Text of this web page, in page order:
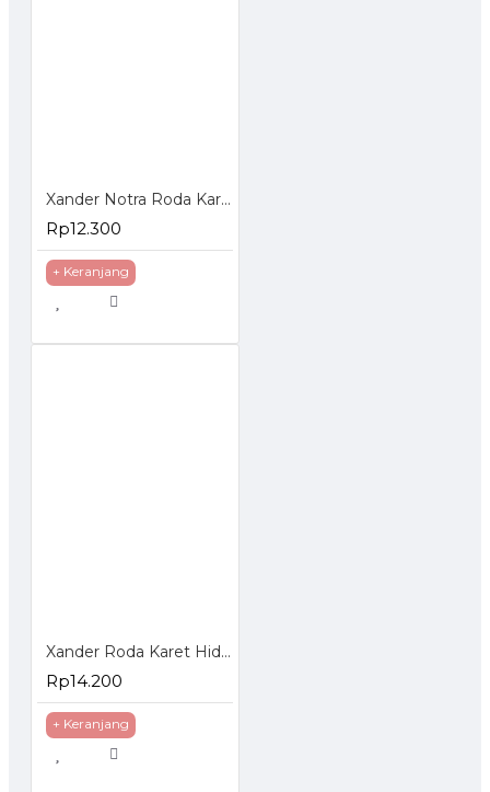
Xander Notra Roda Karet Mati 3 inch - Roda Karet Troli Trolley Trolly
Rp12.300
+ Keranjang
Xander Roda Karet Hidup 3 inch - Roda Etalase Troli Trolley Trolly
Rp14.200
+ Keranjang